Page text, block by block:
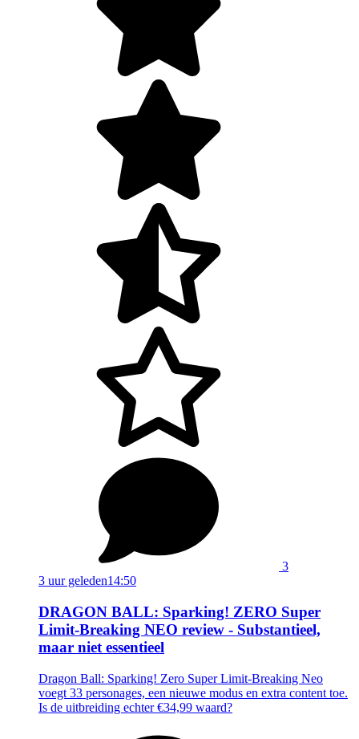
3
3 uur geleden14:50
DRAGON BALL: Sparking! ZERO Super
Limit-Breaking NEO review - Substantieel,
maar niet essentieel
Dragon Ball: Sparking! Zero Super Limit-Breaking Neo
voegt 33 personages, een nieuwe modus en extra content toe.
Is de uitbreiding echter €34,99 waard?